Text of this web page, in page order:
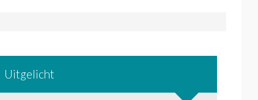
Uitgelicht